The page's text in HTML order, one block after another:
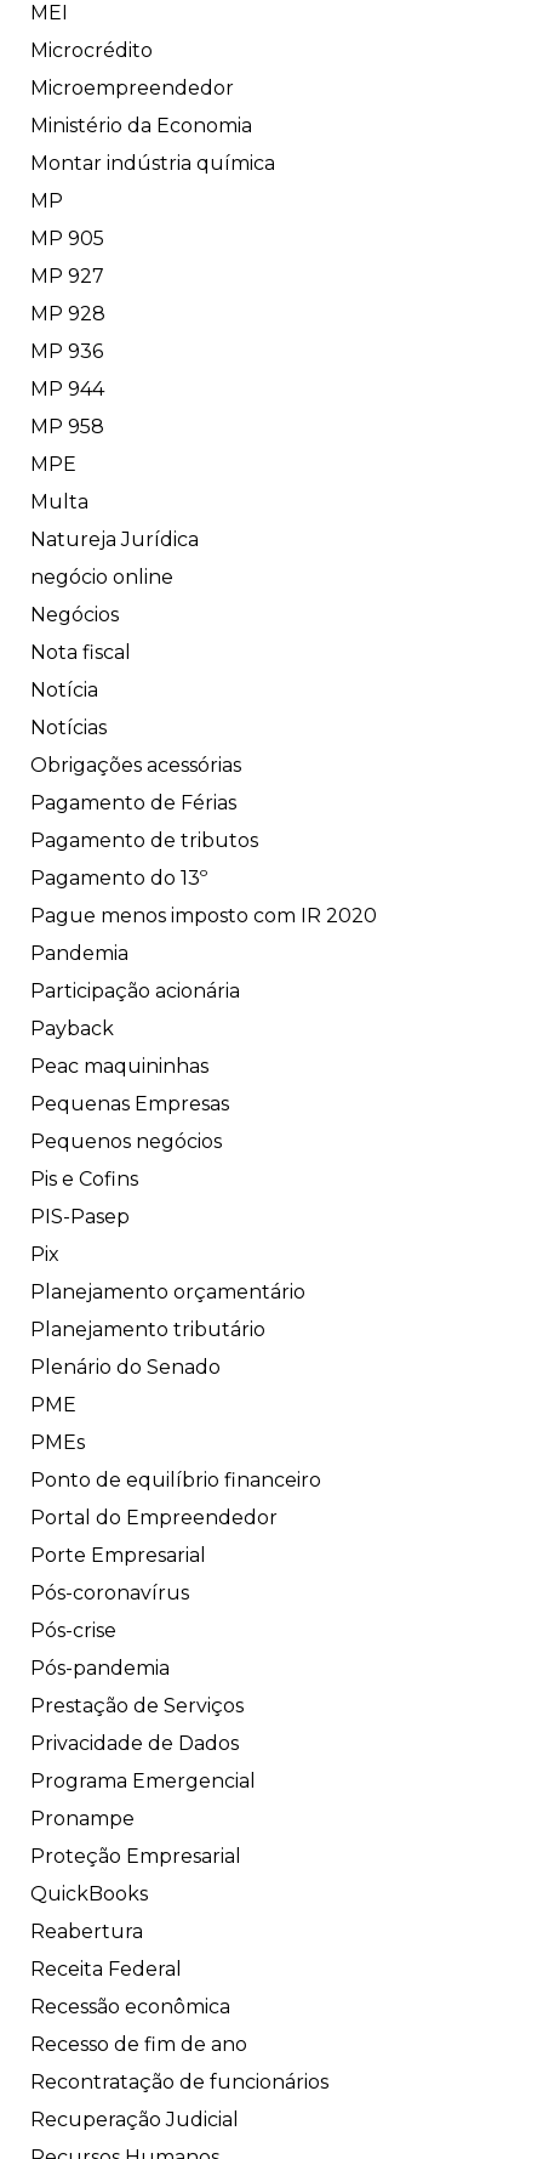
MEI
Microcrédito
Microempreendedor
Ministério da Economia
Montar indústria química
MP
MP 905
MP 927
MP 928
MP 936
MP 944
MP 958
MPE
Multa
Natureja Jurídica
negócio online
Negócios
Nota fiscal
Notícia
Notícias
Obrigações acessórias
Pagamento de Férias
Pagamento de tributos
Pagamento do 13º
Pague menos imposto com IR 2020
Pandemia
Participação acionária
Payback
Peac maquininhas
Pequenas Empresas
Pequenos negócios
Pis e Cofins
PIS-Pasep
Pix
Planejamento orçamentário
Planejamento tributário
Plenário do Senado
PME
PMEs
Ponto de equilíbrio financeiro
Portal do Empreendedor
Porte Empresarial
Pós-coronavírus
Pós-crise
Pós-pandemia
Prestação de Serviços
Privacidade de Dados
Programa Emergencial
Pronampe
Proteção Empresarial
QuickBooks
Reabertura
Receita Federal
Recessão econômica
Recesso de fim de ano
Recontratação de funcionários
Recuperação Judicial